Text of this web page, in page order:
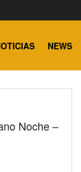
NEWS
Noche –